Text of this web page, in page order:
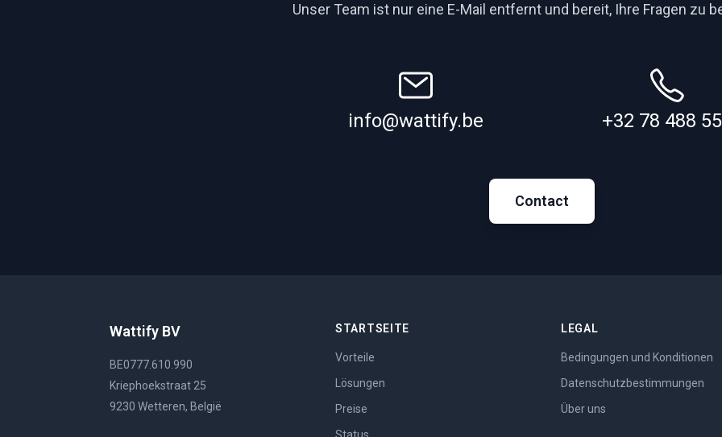
Unser Team ist nur eine E-Mail entfernt und bereit, Ihre Fragen zu
info@wattify.be +32 78 488
Contact
Wattify BV
BE0777.610.990
Kriephoekstraat 25
9230 Wetteren, België
STARTSEITE
Vorteile
Lösungen
Preise
LEGAL
Bedingungen und Konditionen
Datenschutzbestimmungen
Über uns